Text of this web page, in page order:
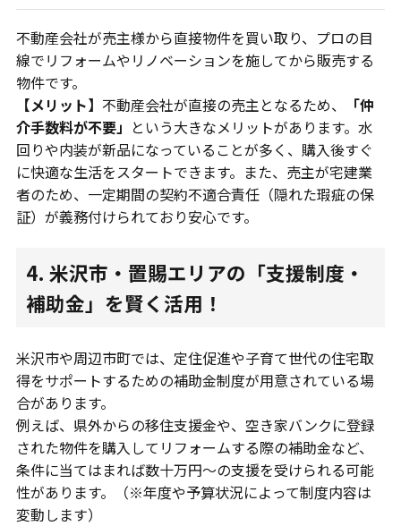
不動産会社が売主様から直接物件を買い取り、プロの目
線でリフォームやリノベーションを施してから販売する
物件です。
【メリット】 不動産会社が直接の売主となるため、
「仲
介手数料が不要」 という大きなメリットがあります。水
回りや内装が新品になっていることが多く、購入後すぐ
に快適な生活をスタートできます。また、売主が宅建業
者のため、一定期間の契約不適合責任（隠れた瑕疵の保
証）が義務付けられており安心です。
4. 米沢市・置賜エリアの「支援制度・
補助金」を賢く活用！
米沢市や周辺市町では、定住促進や子育て世代の住宅取
得をサポートするための補助金制度が用意されている場
合があります。
例えば、県外からの移住支援金や、空き家バンクに登録
された物件を購入してリフォームする際の補助金など、
条件に当てはまれば数十万円〜の支援を受けられる可能
性があります。（※年度や予算状況によって制度内容は
変動します）